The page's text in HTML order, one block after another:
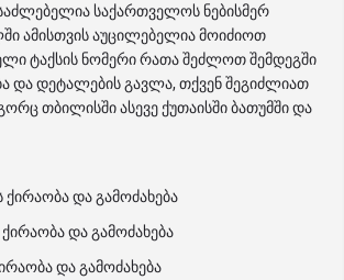
საქართველოს ნებისმერ
ამისთვის აუცილებელია მოიძიოთ
ტაქსის ნომერი რათა შეძლოთ შემდეგში
და დეტალების გავლა, თქვენ შეგიძლიათ
თბილისში ასევე ქუთაისში ბათუმში და
ქირაობა და გამოძახება
და გამოძახება
და გამოძახება